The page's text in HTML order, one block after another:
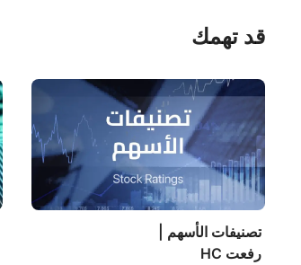
قد تهمك
تصنيفات الأسهم |
رفعت HC